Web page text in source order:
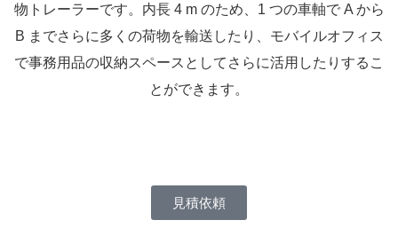
物トレーラーです。内長 4 m のため、1 つの車軸で A から
B までさらに多くの荷物を輸送したり、モバイルオフィス
で事務用品の収納スペースとしてさらに活用したりするこ
とができます。
見積依頼